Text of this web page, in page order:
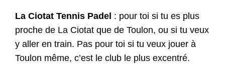
La Ciotat Tennis Padel : pour toi si tu es plus
proche de La Ciotat que de Toulon, ou si tu veux
y aller en train. Pas pour toi si tu veux jouer à
Toulon même, c’est le club le plus excentré.